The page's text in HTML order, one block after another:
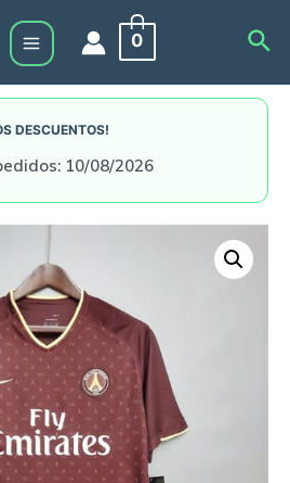
Main
Menu
0
DESCUENTOS!
10/08/2026